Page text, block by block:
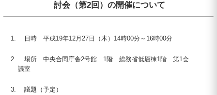
討会（第2回）の開催について
日時 平成19年12月 27日（木） 14時00分～ 16時00分
場所 中央合同庁舎2号館 1階 総務省低層棟1階 第1会
議室
議題（予定）